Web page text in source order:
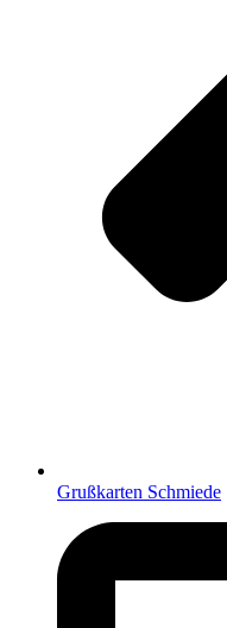
Grußkarten Schmiede